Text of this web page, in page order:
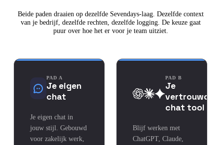
Beide paden draaien op dezelfde Sevendays-laag. Dezelfde context
van je bedrijf, dezelfde rechten, dezelfde logging. De keuze gaat
puur over hoe het er voor je team uitziet.
PAD A
Je eigen
chat
Je eigen chat in
jouw stijl. Gebouwd
voor zakelijk werk,
PAD B
Je
vertrouwde
chat tool
Blijf werken met
ChatGPT, Claude,